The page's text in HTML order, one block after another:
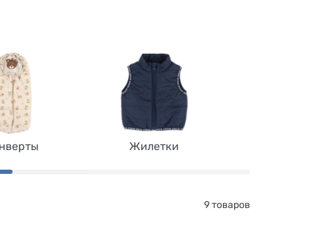
Жилетки
9 товаров